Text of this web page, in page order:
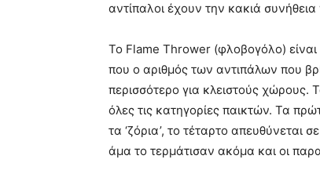
αντίπαλοι έχουν την κακιά
Το Flame Thrower (φλοβογόλο) είναι
που ο αριθμός των αντιπάλων που
περισσότερο για κλειστούς χώρους.
όλες τις κατηγορίες παικτών. Τα
τα ‘ζόρια’, το τέταρτο απευθύνεται
άμα το τερμάτισαν ακόμα και οι